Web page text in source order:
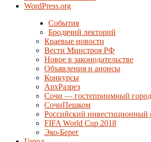
WordPress.org
События
Бродячий лекторий
Краевые новости
Вести Минстроя РФ
Новое в законодательстве
Объявления и анонсы
Конкурсы
АрхРазрез
Сочи — гостеприимный город
СочиПешком
Российский инвестиционный
FIFA World Cup 2018
Эко-Берег